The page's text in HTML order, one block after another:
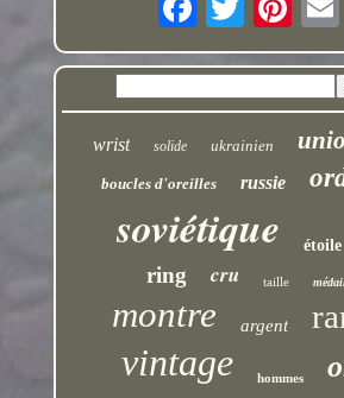
wrist solide ukrainien
boucles d'oreilles russie
soviétique étoile
ring cru taille
montre argent
vintage hommes